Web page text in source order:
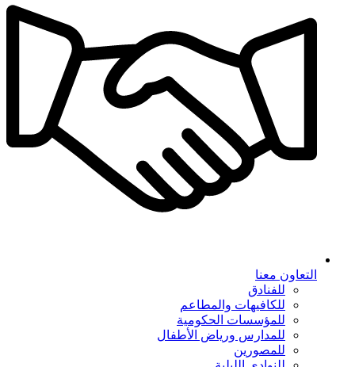
التعاون معنا
للفنادق
للكافيهات والمطاعم
للمؤسسات الحكومية
للمدارس ورياض الأطفال
للمصورين